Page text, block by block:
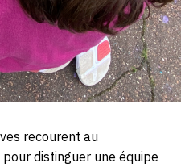
NOUS
recourent au
distinguer une équipe